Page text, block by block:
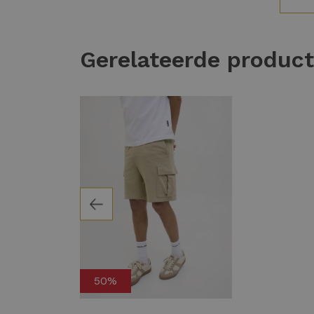
Gerelateerde
50%